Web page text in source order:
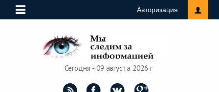
Авторизация
Сегодня - 09 августа 2026 г